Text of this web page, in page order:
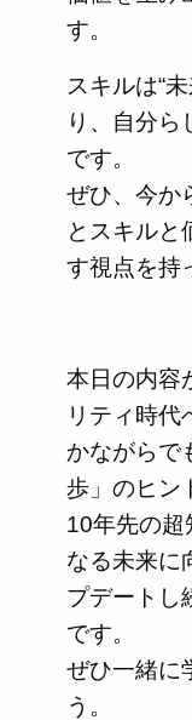
す。
スキルは“
り、自分ら
です。
ぜひ、今か
とスキルと
す視点を持
本日の内容
リティ時代
かながらで
歩」のヒン
10年先の超
なる未来に
プデートし
です。
ぜひ一緒に
う。